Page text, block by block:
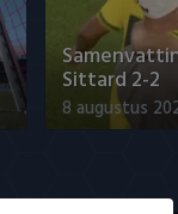
Sittard 2-2
8 augustus